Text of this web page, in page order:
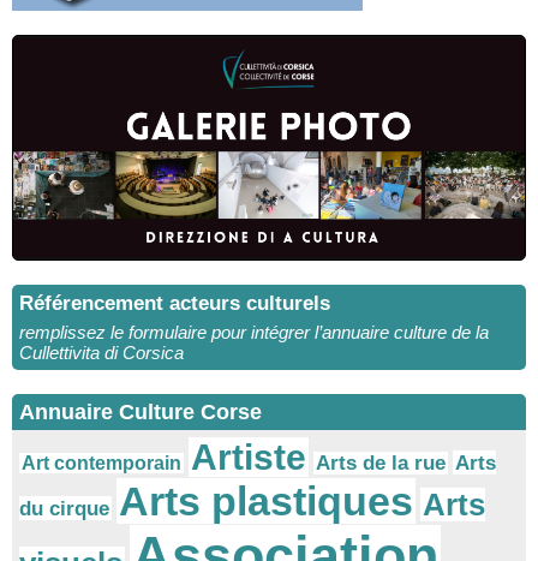
Référencement acteurs culturels
remplissez le formulaire pour intégrer l’annuaire culture de la
Cullettivita di Corsica
Annuaire Culture Corse
Art contemporain Artiste Arts de la rue Arts
du cirque Arts plastiques Arts